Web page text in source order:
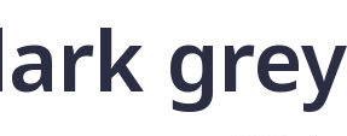
grey